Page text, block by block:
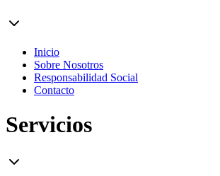
Inicio
Sobre Nosotros
Responsabilidad Social
Contacto
Servicios